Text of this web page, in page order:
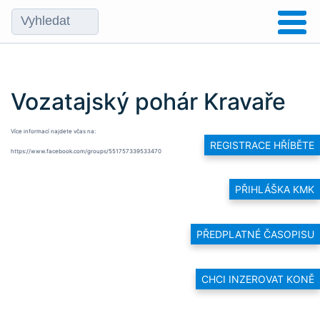
REGISTRACE HŘÍBĚTE
PŘIHLÁŠKA KMK
PŘEDPLATNÉ ČASOPISU
CHCI INZEROVAT KONĚ
Vozatajský pohár Kravaře
Více informací najdete včas na:
https://www.facebook.com/groups/551757339533470